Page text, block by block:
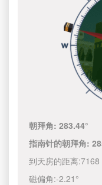
朝拜角:283.44°
指南针的朝拜角:
到天房的距离:7168
磁偏角:-2.21°